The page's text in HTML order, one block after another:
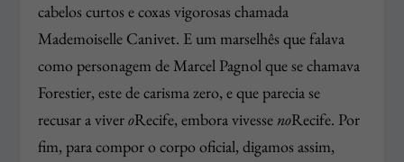
cabelos curtos e coxas vigorosas chamada
Mademoiselle Canivet. E um marselhês que falava
como personagem de Marcel Pagnol que se chamava
Forestier, este de carisma zero, e que parecia se
recusar a viveroRecife, embora vivessenoRecife. Por
fim, para compor o corpo oficial, digamos assim,